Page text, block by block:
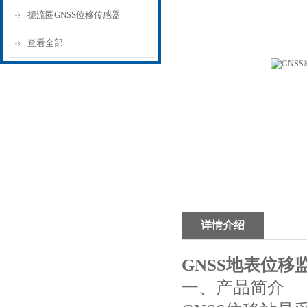
扼流圈GNSS位移传感器
查看全部
详情介绍
GNSS地表位移
一、产品简介